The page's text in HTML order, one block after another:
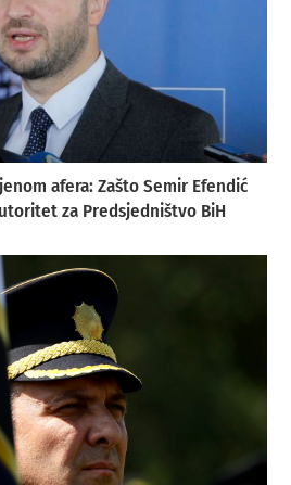
afera: Zašto Semir Efendić
za Predsjedništvo BiH